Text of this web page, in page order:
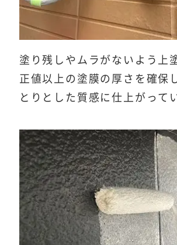
塗り残しやムラがないよう上
正値以上の塗膜の厚さを確保
とりとした質感に仕上がって